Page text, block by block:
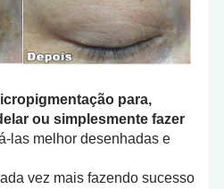
para,
ou simplesmente fazer
las melhor desenhadas e
vez mais fazendo sucesso